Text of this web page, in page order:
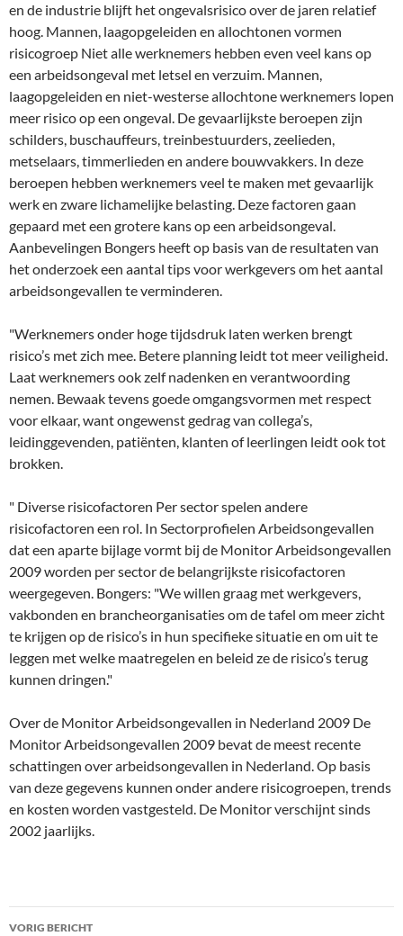
en de industrie blijft het ongevalsrisico over de jaren relatief
hoog. Mannen, laagopgeleiden en allochtonen vormen
risicogroep Niet alle werknemers hebben even veel kans op
een arbeidsongeval met letsel en verzuim. Mannen,
laagopgeleiden en niet-westerse allochtone werknemers lopen
meer risico op een ongeval. De gevaarlijkste beroepen zijn
schilders, buschauffeurs, treinbestuurders, zeelieden,
metselaars, timmerlieden en andere bouwvakkers. In deze
beroepen hebben werknemers veel te maken met gevaarlijk
werk en zware lichamelijke belasting. Deze factoren gaan
gepaard met een grotere kans op een arbeidsongeval.
Aanbevelingen Bongers heeft op basis van de resultaten van
het onderzoek een aantal tips voor werkgevers om het aantal
arbeidsongevallen te verminderen.
"Werknemers onder hoge tijdsdruk laten werken brengt
risico’s met zich mee. Betere planning leidt tot meer veiligheid.
Laat werknemers ook zelf nadenken en verantwoording
nemen. Bewaak tevens goede omgangsvormen met respect
voor elkaar, want ongewenst gedrag van collega’s,
leidinggevenden, patiënten, klanten of leerlingen leidt ook tot
brokken.
" Diverse risicofactoren Per sector spelen andere
risicofactoren een rol. In Sectorprofielen Arbeidsongevallen
dat een aparte bijlage vormt bij de Monitor Arbeidsongevallen
2009 worden per sector de belangrijkste risicofactoren
weergegeven. Bongers: "We willen graag met werkgevers,
vakbonden en brancheorganisaties om de tafel om meer zicht
te krijgen op de risico’s in hun specifieke situatie en om uit te
leggen met welke maatregelen en beleid ze de risico’s terug
kunnen dringen."
Over de Monitor Arbeidsongevallen in Nederland 2009 De
Monitor Arbeidsongevallen 2009 bevat de meest recente
schattingen over arbeidsongevallen in Nederland. Op basis
van deze gegevens kunnen onder andere risicogroepen, trends
en kosten worden vastgesteld. De Monitor verschijnt sinds
2002 jaarlijks.
Bericht
VORIG BERICHT